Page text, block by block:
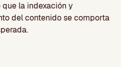
la indexación y
del contenido se comporta